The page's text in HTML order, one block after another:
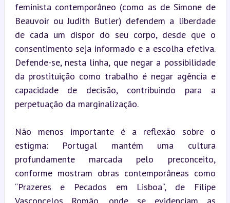
feminista contemporâneo (como as de Simone de
Beauvoir ou Judith Butler) defendem a liberdade
de cada um dispor do seu corpo, desde que o
consentimento seja informado e a escolha efetiva.
Defende-se, nesta linha, que negar a possibilidade
da prostituição como trabalho é negar agência e
capacidade de decisão, contribuindo para a
perpetuação da marginalização.
Não menos importante é a reflexão sobre o
estigma: Portugal mantém uma cultura
profundamente marcada pelo preconceito,
conforme mostram obras contemporâneas como
“Prazeres e Pecados em Lisboa“, de Filipe